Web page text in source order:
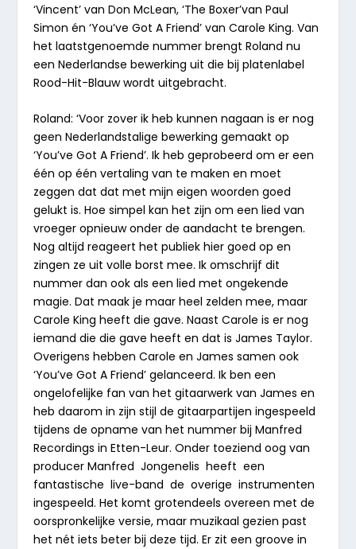
‘Vincent’ van Don McLean, ‘The Boxer’van Paul
Simon én ‘You’ve Got A Friend’ van Carole King. Van
het laatstgenoemde nummer brengt Roland nu
een Nederlandse bewerking uit die bij platenlabel
Rood-Hit-Blauw wordt uitgebracht.
Roland: ‘Voor zover ik heb kunnen nagaan is er nog
geen Nederlandstalige bewerking gemaakt op
‘You’ve Got A Friend’. Ik heb geprobeerd om er een
één op één vertaling van te maken en moet
zeggen dat dat met mijn eigen woorden goed
gelukt is. Hoe simpel kan het zijn om een lied van
vroeger opnieuw onder de aandacht te brengen.
Nog altijd reageert het publiek hier goed op en
zingen ze uit volle borst mee. Ik omschrijf dit
nummer dan ook als een lied met ongekende
magie. Dat maak je maar heel zelden mee, maar
Carole King heeft die gave. Naast Carole is er nog
iemand die die gave heeft en dat is James Taylor.
Overigens hebben Carole en James samen ook
‘You’ve Got A Friend’ gelanceerd. Ik ben een
ongelofelijke fan van het gitaarwerk van James en
heb daarom in zijn stijl de gitaarpartijen ingespeeld
tijdens de opname van het nummer bij Manfred
Recordings in Etten-Leur. Onder toeziend oog van
producer Manfred Jongenelis heeft een
fantastische live-band de overige instrumenten
ingespeeld. Het komt grotendeels overeen met de
oorspronkelijke versie, maar muzikaal gezien past
het nét iets beter bij deze tijd. Er zit een groove in